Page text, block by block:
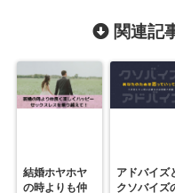
関連記
結婚ホヤホヤ
の時よりも仲
アドバイズ
クソバイズ